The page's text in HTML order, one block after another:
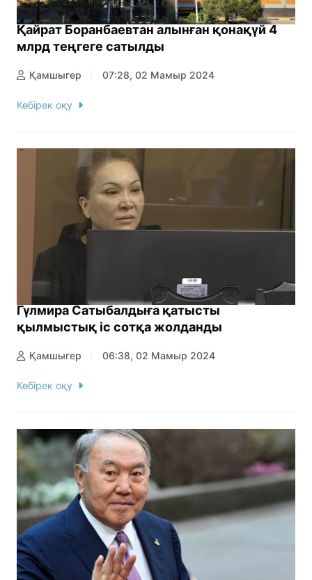
Қайрат Боранбаевтан алынған қонақүй 4
млрд теңгеге сатылды
Қамшыгер 07:28, 02 Мамыр 2024
Көбірек оқу
Гүлмира Сатыбалдыға қатысты
қылмыстық іс сотқа жолданды
Қамшыгер 06:38, 02 Мамыр 2024
Көбірек оқу